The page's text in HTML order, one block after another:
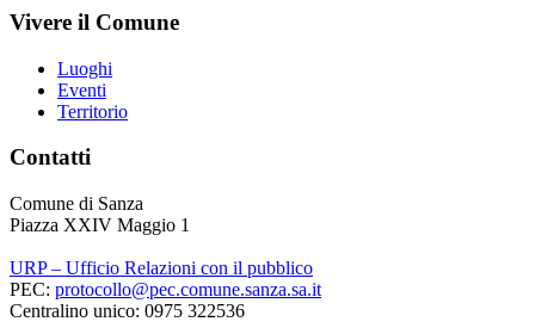
Vivere il Comune
Luoghi
Eventi
Territorio
Contatti
Comune di Sanza
Piazza XXIV Maggio 1
URP – Ufficio Relazioni con il pubblico
PEC: protocollo@pec.comune.sanza.sa.it
Centralino unico: 0975 322536